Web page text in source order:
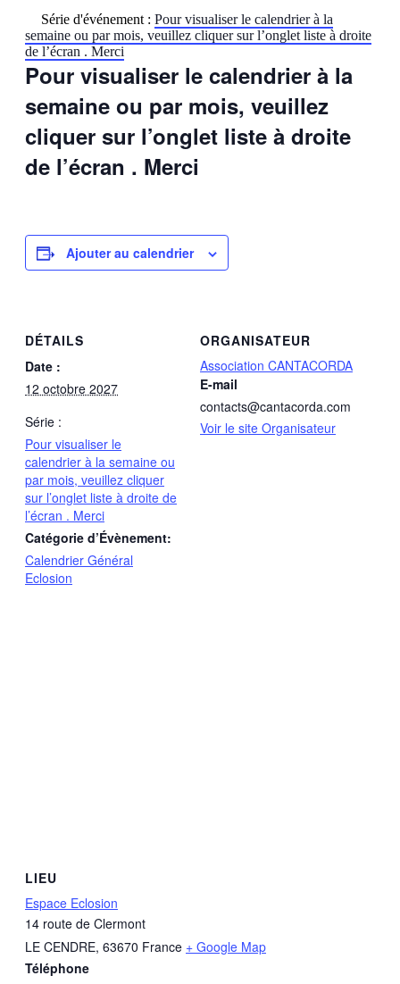
Série d'événement : Pour visualiser le calendrier à la
semaine ou par mois, veuillez cliquer sur l’onglet liste à droite
de l’écran . Merci
Pour visualiser le calendrier à la
semaine ou par mois, veuillez
cliquer sur l’onglet liste à droite
de l’écran . Merci
Ajouter au calendrier
DÉTAILS
Date :
12 octobre 2027
Série :
Pour visualiser le
calendrier à la semaine ou
par mois, veuillez cliquer
sur l’onglet liste à droite de
l’écran . Merci
Catégorie d’Évènement:
Calendrier Général
Eclosion
ORGANISATEUR
Association CANTACORDA
E-mail
contacts@cantacorda.com
Voir le site Organisateur
LIEU
Espace Eclosion
14 route de Clermont
LE CENDRE, 63670 France + Google Map
Téléphone